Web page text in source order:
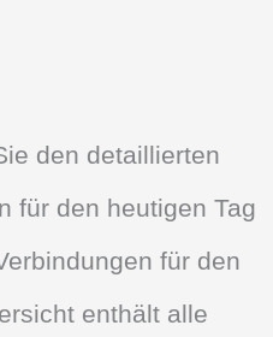
den detaillierten
für den heutigen Tag
für den
enthält alle